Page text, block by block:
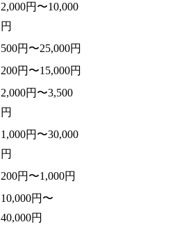
2,000円〜10,000
円
500円〜25,000円
200円〜15,000円
2,000円〜3,500
円
1,000円〜30,000
円
200円〜1,000円
10,000円〜
40,000円